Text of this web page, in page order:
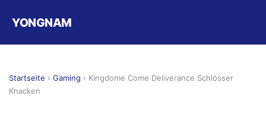
YONGNAM
Startseite › Gaming › Kingdome Come Deliverance Schlösser
Knacken